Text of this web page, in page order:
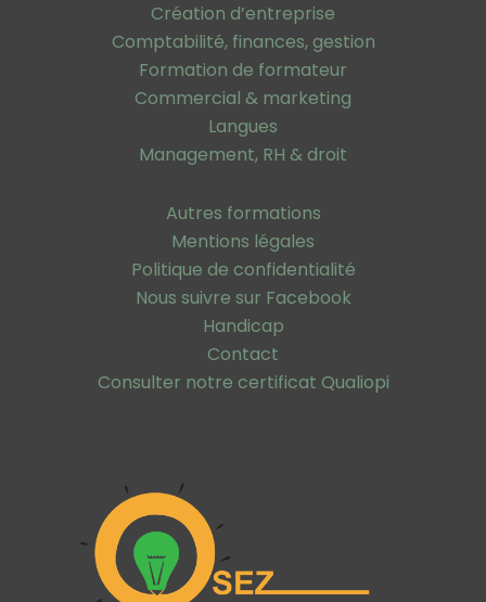
Création d’entreprise
Comptabilité, finances, gestion
Formation de formateur
Commercial & marketing
Langues
Management, RH & droit
Autres formations
Mentions légales
Politique de confidentialité
Nous suivre sur Facebook
Handicap
Contact
Consulter notre certificat Qualiopi